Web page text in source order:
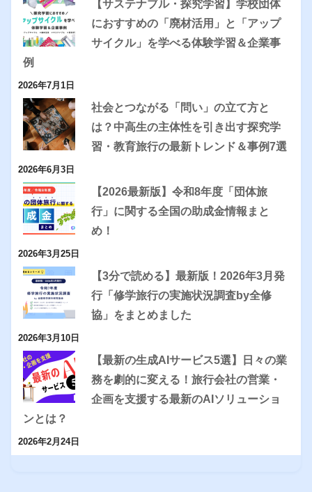
【サステナブル・探究学習】学校団体
におすすめの「廃材活用」と「アップ
サイクル」を学べる体験学習＆企業事
例
2026年7月1日
社会とつながる「問い」の立て方と
は？中高生の主体性を引き出す探究学
習・教育旅行の最新トレンド＆事例7選
2026年6月3日
【2026最新版】令和8年度「団体旅
行」に関する全国の助成金情報まと
め！
2026年3月25日
【3分で読める】最新版！2026年3月発
行「修学旅行の実施状況調査by全修
協」をまとめました
2026年3月10日
【最新の生成AIサービス5選】日々の業
務を劇的に変える！旅行会社の営業・
企画を支援する最新のAIソリューショ
ンとは？
2026年2月24日